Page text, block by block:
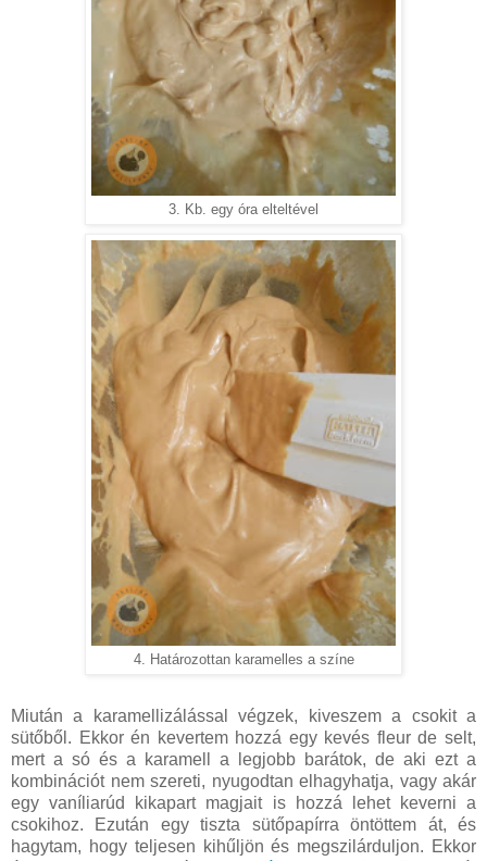
3. Kb. egy óra elteltével
4. Határozottan karamelles a színe
Miután a karamellizálással végzek, kiveszem a csokit a
sütőből. Ekkor én kevertem hozzá egy kevés fleur de selt,
mert a só és a karamell a legjobb barátok, de aki ezt a
kombinációt nem szereti, nyugodtan elhagyhatja, vagy akár
egy vaníliarúd kikapart magjait is hozzá lehet keverni a
csokihoz. Ezután egy tiszta sütőpapírra öntöttem át, és
hagytam, hogy teljesen kihűljön és megszilárduljon. Ekkor